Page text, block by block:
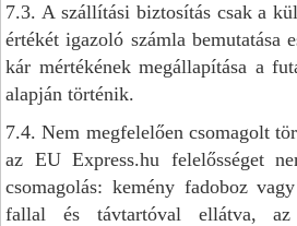
7.3. A szállítási biztosítás csak a
értékét igazoló számla bemutatása
kár mértékének megállapítása a
alapján történik.
7.4. Nem megfelelően csomagolt
az EU Express.hu felelősséget
csomagolás: kemény fadoboz
fallal és távtartóval ellátva,